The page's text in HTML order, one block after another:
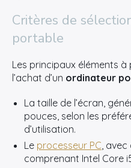
Critères de
portable
Les principaux éléments
l’achat d’un ordinateur
La taille de l’écran,
pouces, selon les
d’utilisation.
Le processeur PC,
comprenant Intel Core